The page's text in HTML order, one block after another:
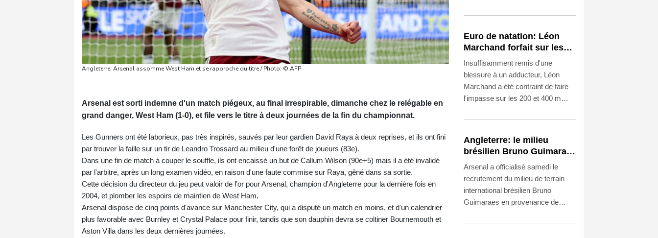
Angleterre: Arsenal assomme West Ham et se rapproche du titre / Photo: © AFP
Arsenal est sorti indemne d'un match piégeux, au final irrespirable, dimanche chez le relégable en
grand danger, West Ham (1-0), et file vers le titre à deux journées de la fin du championnat.
Les Gunners ont été laborieux, pas très inspirés, sauvés par leur gardien David Raya à deux reprises, et ils ont fini
par trouver la faille sur un tir de Leandro Trossard au milieu d'une forêt de joueurs (83e).
Dans une fin de match à couper le souffle, ils ont encaissé un but de Callum Wilson (90e+5) mais il a été invalidé
par l'arbitre, après un long examen vidéo, en raison d'une faute commise sur Raya, gêné dans sa sortie.
Cette décision du directeur du jeu peut valoir de l'or pour Arsenal, champion d'Angleterre pour la dernière fois en
2004, et plomber les espoirs de maintien de West Ham.
Arsenal dispose de cinq points d'avance sur Manchester City, qui a disputé un match en moins, et d'un calendrier
plus favorable avec Burnley et Crystal Palace pour finir, tandis que son dauphin devra se coltiner Bournemouth et
Aston Villa dans les deux dernières journées.
était enfant, Newell’s Old Boys de
Euro de natation: Léon
Marchand forfait sur les
200 et 400 m quatre nages
Insuffisamment remis d'une
blessure à un adducteur, Léon
Marchand a été contraint de faire
l'impasse sur les 200 et 400 m
d'Europe de natation, dont les
lundi à Saint-Denis, a annoncé la
Fédération française dans un
communiqué.
Angleterre: le milieu
brésilien Bruno Guimaraes
rejoint Arsenal
Arsenal a officialisé samedi le
recrutement du milieu de terrain
international brésilien Bruno
Guimaraes en provenance de
quatre ans plus un en option.